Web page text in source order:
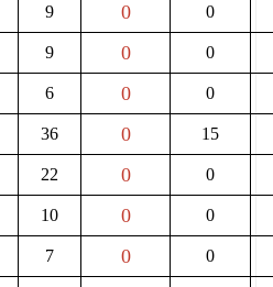
9 0 0
9 0 0
6 0 0
36 0 15
22 0 0
10 0 0
7 0 0